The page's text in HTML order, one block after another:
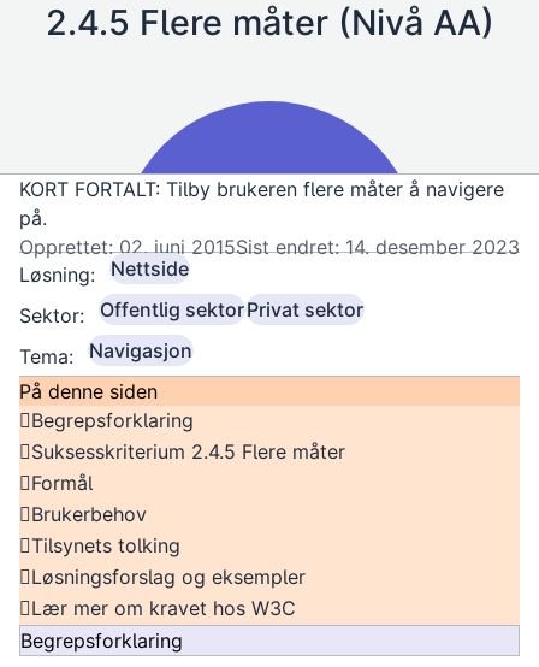
2.4.5 Flere måter (Nivå AA)
KORT FORTALT: Tilby brukeren flere måter å navigere
på.
Opprettet: 02. juni 2015Sist endret: 14. desember 2023
Løsning:
Nettside
Sektor:
Offentlig sektorPrivat sektor
Tema:
Navigasjon
På denne siden
Begrepsforklaring
Suksesskriterium 2.4.5 Flere måter
Formål
Brukerbehov
Tilsynets tolking
Løsningsforslag og eksempler
Lær mer om kravet hos W3C
Begrepsforklaring